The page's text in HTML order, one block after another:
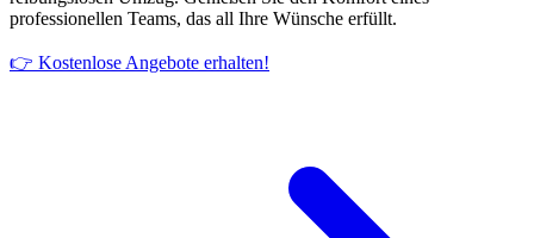
professionellen Teams, das all Ihre Wünsche erfüllt.
👉 Kostenlose Angebote erhalten!